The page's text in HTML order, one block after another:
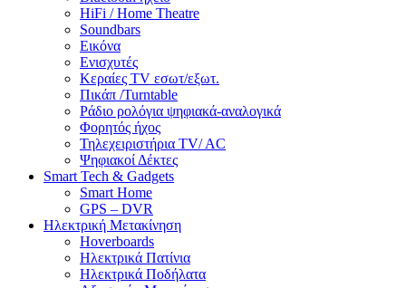
HiFi / Home Theatre
Soundbars
Εικόνα
Ενισχυτές
Κεραίες TV εσωτ/εξωτ.
Πικάπ /Turntable
Ράδιο ρολόγια ψηφιακά-αναλογικά
Φορητός ήχος
Τηλεχειριστήρια TV/ AC
Ψηφιακοί Δέκτες
Smart Tech & Gadgets
Smart Home
GPS – DVR
Ηλεκτρική Μετακίνηση
Hoverboards
Ηλεκτρικά Πατίνια
Ηλεκτρικά Ποδήλατα